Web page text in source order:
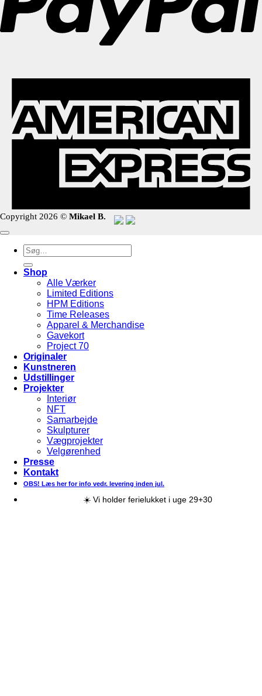
Copyright 2026 © Mikael B.
Søg
efter:
Shop
Alle Værker
Limited Editions
HPM Editions
Time Releases
Apparel & Merchandise
Gavekort
Project 70
Originaler
Kunstneren
Udstillinger
Projekter
Interiør
NFT
Samarbejde
Skulpturer
Vægprojekter
Velgørenhed
Presse
Kontakt
OBS! Læs her for info vedr. levering inden jul.
☀️ Vi holder ferielukket i uge 29+30